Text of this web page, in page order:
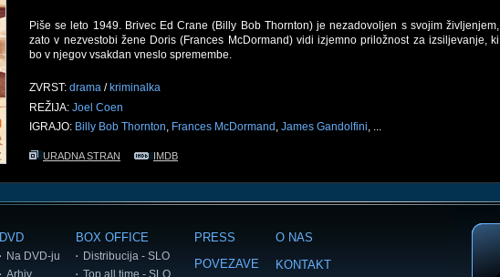
Piše se leto 1949. Brivec Ed Crane (Billy Bob Thornton) je nezadovoljen s svojim življenjem,
zato v nezvestobi žene Doris (Frances McDormand) vidi izjemno priložnost za izsiljevanje, ki
bo v njegov vsakdan vneslo spremembe.
ZVRST: drama / kriminalka
REŽIJA: Joel Coen
IGRAJO: Billy Bob Thornton, Frances McDormand , James Gandolfini, ...
URADNA STRAN IMDB
DVD
Na DVD-ju
Arhiv
BOX OFFICE
Distribucija - SLO
Top all time - SLO
PRESS
POVEZAVE
O NAS
KONTAKT